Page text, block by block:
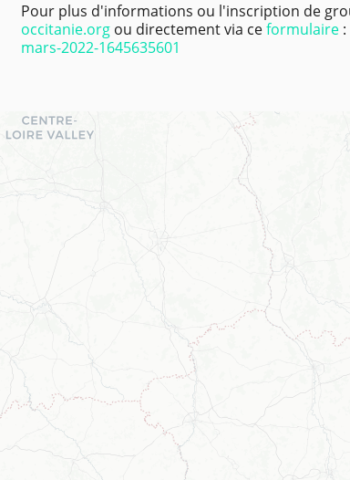
Pour plus d'informations ou l'inscription de
occitanie.org ou directement via ceformulaire :
mars-2022-1645635601